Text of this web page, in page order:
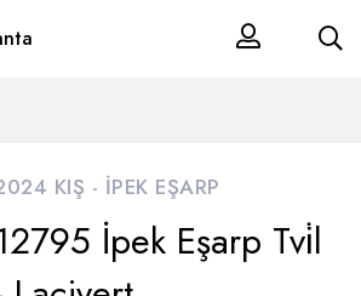
KIŞ - İPEK EŞARP
İpek Eşarp Tvi̇l